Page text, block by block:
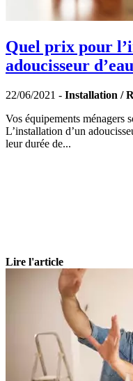
Quel prix pour
adoucisseur
22/06/2021 - Installation /
Vos équipements ménagers
L’installation d’un
leur durée de...
Lire l'article